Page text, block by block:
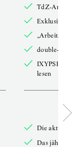
TdZ-Artikel
Exklusive
double-
lesen
Die aktuelle
Das jährliche